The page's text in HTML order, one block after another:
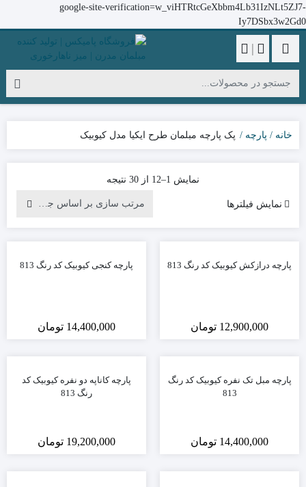
google-site-verification=w_viHTRtcGeXbbm4Lb31IzNLt5ZJ7-
Iy7DSbx3w2Gd0
|
خانه پارچه پک پارچه مبلمان طرح ایکیا مدل کیوبیک
نمایش 1–12 از 30 نتیجه
latest
نمایش فیلترها
پارچه درازکش کیوبیک کد رنگ 813
12,900,000 تومان
پارچه کنجی کیوبیک کد رنگ 813
14,400,000 تومان
پارچه مبل تک نفره کیوبیک کد رنگ
813
14,400,000 تومان
پارچه کاناپه دو نفره کیوبیک کد
رنگ 813
19,200,000 تومان